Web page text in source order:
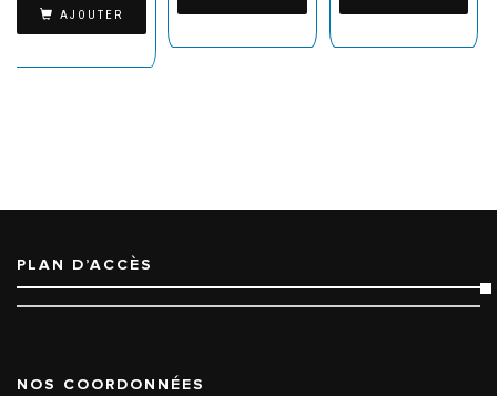
AJOUTER
PLAN D’ACCÈS
NOS COORDONNÉES